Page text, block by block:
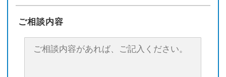
ご相談内容